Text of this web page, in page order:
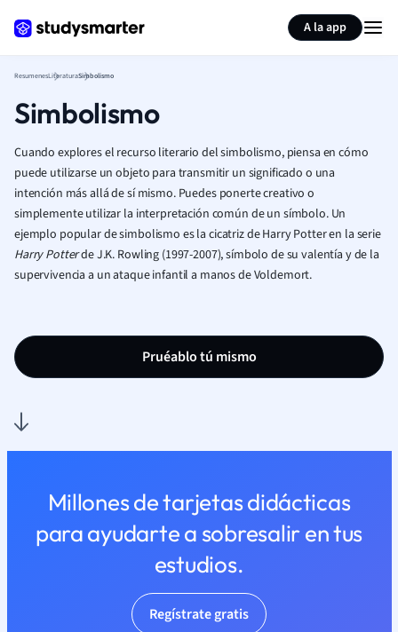
A la app
ResumenesLiteraturaSimbolismo
Simbolismo
Cuando explores el recurso literario del simbolismo, piensa en cómo
puede utilizarse un objeto para transmitir un significado o una
intención más allá de sí mismo. Puedes ponerte creativo o
simplemente utilizar la interpretación común de un símbolo. Un
ejemplo popular de simbolismo es la cicatriz de Harry Potter en la serie
Harry Potterde J.K. Rowling (1997-2007), símbolo de su valentía y de la
supervivencia a un ataque infantil a manos de Voldemort.
Pruéablo tú mismo
Millones de tarjetas didácticas
para ayudarte a sobresalir en tus
estudios.
Regístrate gratis
Resumir página